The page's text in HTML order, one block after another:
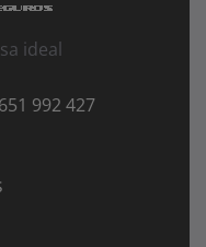
ideal
651 992 427